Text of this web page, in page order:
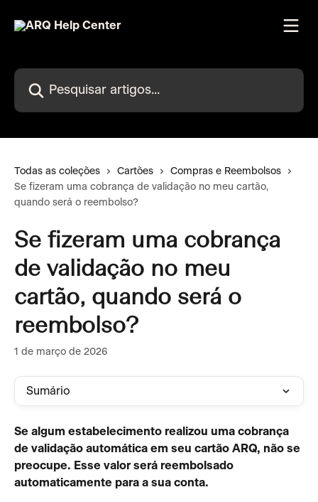
Pesquisar artigos...
Todas as coleções Cartões
Compras e Reembolsos
Se fizeram uma cobrança de validação no meu cartão,
quando será o reembolso?
Se fizeram uma cobrança
de validação no meu
cartão, quando será o
reembolso?
1 de março de 2026
Sumário
Se algum estabelecimento realizou uma cobrança
de validação automática em seu cartão ARQ, não se
preocupe. Esse valor será reembolsado
automaticamente para a sua conta.